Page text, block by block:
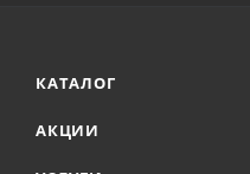
КАТАЛОГ
АКЦИИ